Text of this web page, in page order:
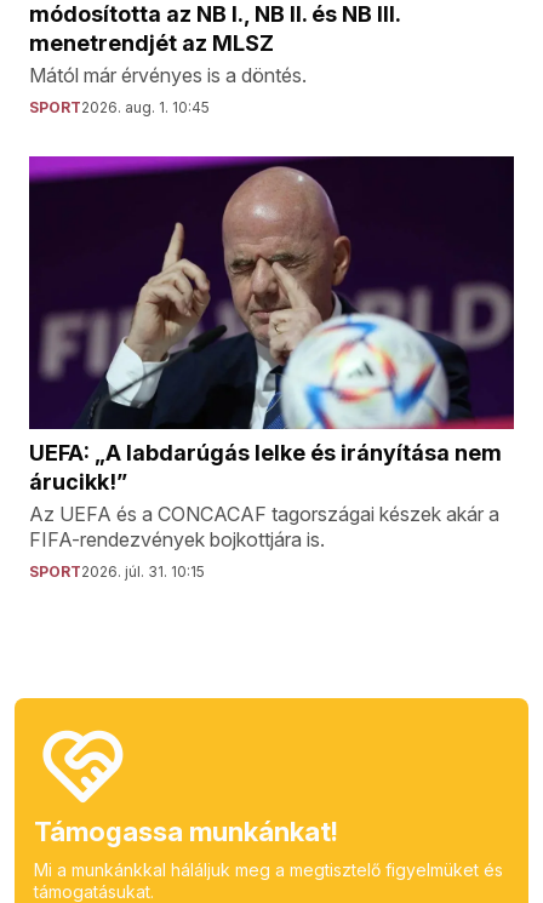
módosította az NB I., NB II. és NB III.
menetrendjét az MLSZ
Mától már érvényes is a döntés.
SPORT2026. aug. 1. 10:45
UEFA: „A labdarúgás lelke és irányítása nem
árucikk!”
Az UEFA és a CONCACAF tagországai készek akár a
FIFA-rendezvények bojkottjára is.
SPORT2026. júl. 31. 10:15
Támogassa munkánkat!
Mi a munkánkkal háláljuk meg a megtisztelő figyelmüket és
támogatásukat.